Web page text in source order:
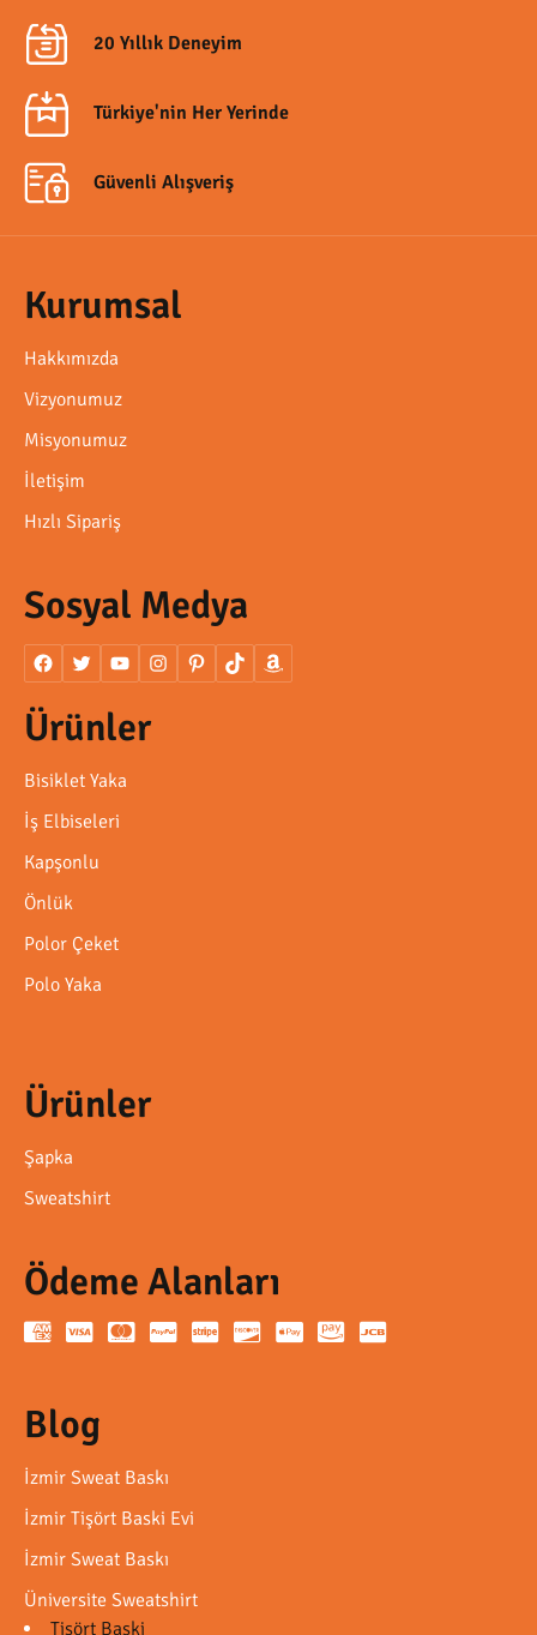
20 Yıllık Deneyim
Türkiye'nin Her Yerinde
Güvenli Alışveriş
Kurumsal
Hakkımızda
Vizyonumuz
Misyonumuz
İletişim
Hızlı Sipariş
Sosyal Medya
Ürünler
Bisiklet Yaka
İş Elbiseleri
Kapşonlu
Önlük
Polor Çeket
Polo Yaka
Ürünler
Şapka
Sweatshirt
Ödeme Alanları
Blog
İzmir Sweat Baskı
İzmir Tişört Baski Evi
İzmir Sweat Baskı
Üniversite Sweatshirt
Tişört Baski